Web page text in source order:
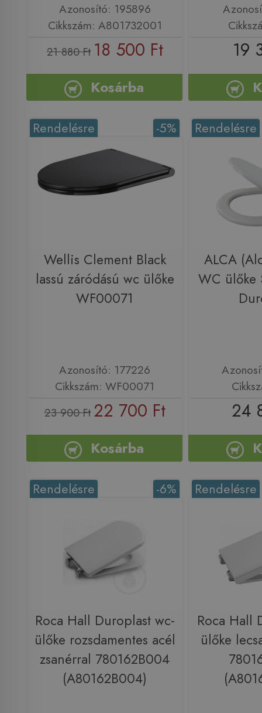
Azonosító: 195896
Cikkszám: A801732001
21 880 Ft 18 500 Ft
Kosárba
19
-5%
Rendelésre
Wellis Clement Black
lassú záródású wc ülőke
WF00071
Azonosító: 177226
Cikkszám: WF00071
23 900 Ft 22 700 Ft
Kosárba
Rendelésre
ALCA
WC ülőke
24
-6%
Rendelésre
Roca Hall Duroplast wc-
ülőke rozsdamentes acél
zsanérral 780162B004
(A80162B004)
Rendelésre
Roca Hall
ülőke